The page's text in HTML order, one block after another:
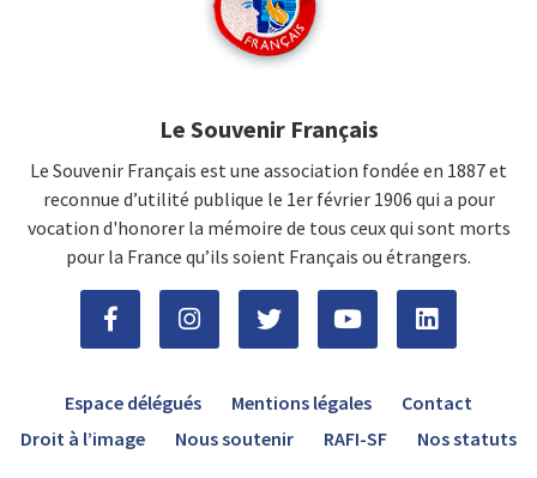
Le Souvenir Français
Le Souvenir Français est une association fondée en 1887 et
reconnue d’utilité publique le 1er février 1906 qui a pour
vocation d'honorer la mémoire de tous ceux qui sont morts
pour la France qu’ils soient Français ou étrangers.
Espace délégués Mentions légales
Contact
Droit à l’image
Nous soutenir RAFI-SF Nos statuts